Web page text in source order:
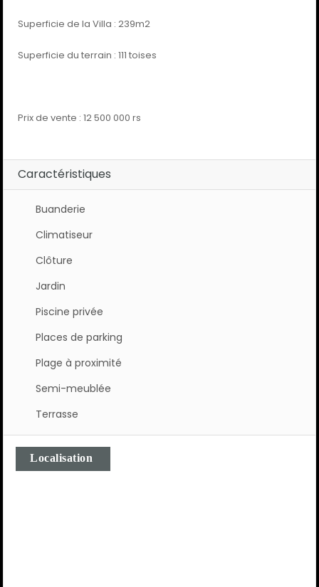
Superficie de la Villa : 239m2
Superficie du terrain : 111 toises
Prix de vente : 12 500 000 rs
Caractéristiques
Buanderie
Climatiseur
Clôture
Jardin
Piscine privée
Places de parking
Plage à proximité
Semi-meublée
Terrasse
Localisation